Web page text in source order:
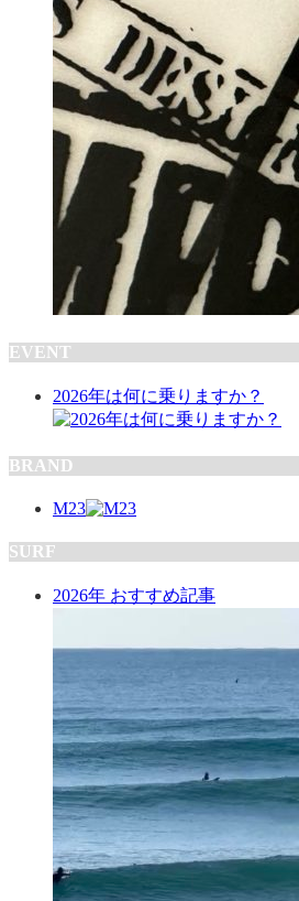
EVENT
2026年は何に乗りますか？
BRAND
M23
SURF
2026年 おすすめ記事